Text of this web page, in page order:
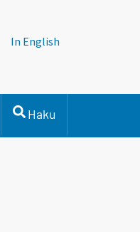
In English
Haku